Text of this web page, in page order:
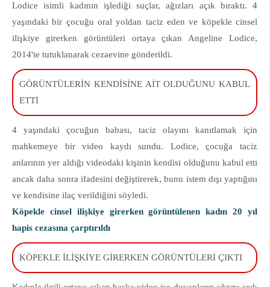
Lodice isimli kadının işlediği suçlar, ağızları açık bıraktı. 4
yaşındaki bir çocuğu oral yoldan taciz eden ve köpekle cinsel
ilişkiye girerken görüntüleri ortaya çıkan Angeline Lodice,
2014'te tutuklanarak cezaevine gönderildi.
GÖRÜNTÜLERİN KENDİSİNE AİT OLDUĞUNU KABUL
ETTİ
4 yaşındaki çocuğun babası, taciz olayını kanıtlamak için
mahkemeye bir video kaydı sundu. Lodice, çocuğa taciz
anlarının yer aldığı videodaki kişinin kendisi olduğunu kabul etti
ancak daha sonra ifadesini değiştirerek, bunu istem dışı yaptığını
ve kendisine ilaç verildiğini söyledi.
Köpekle cinsel ilişkiye girerken görüntülenen kadın 20 yıl
hapis cezasına çarptırıldı
KÖPEKLE İLİŞKİYE GİRERKEN GÖRÜNTÜLERİ ÇIKTI